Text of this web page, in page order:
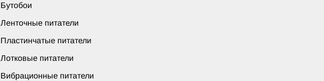
Бутобои
Ленточные питатели
Пластинчатые питатели
Лотковые питатели
Вибрационные питатели